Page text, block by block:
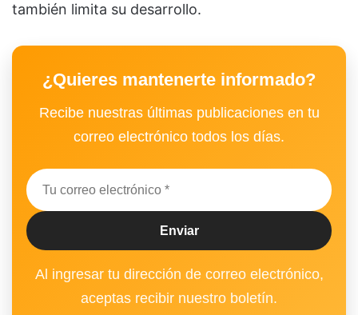
también limita su desarrollo.
¿Quieres mantenerte informado?
Recibe nuestras últimas publicaciones en tu
correo electrónico todos los días.
Al ingresar tu dirección de correo electrónico,
aceptas recibir nuestro boletín.